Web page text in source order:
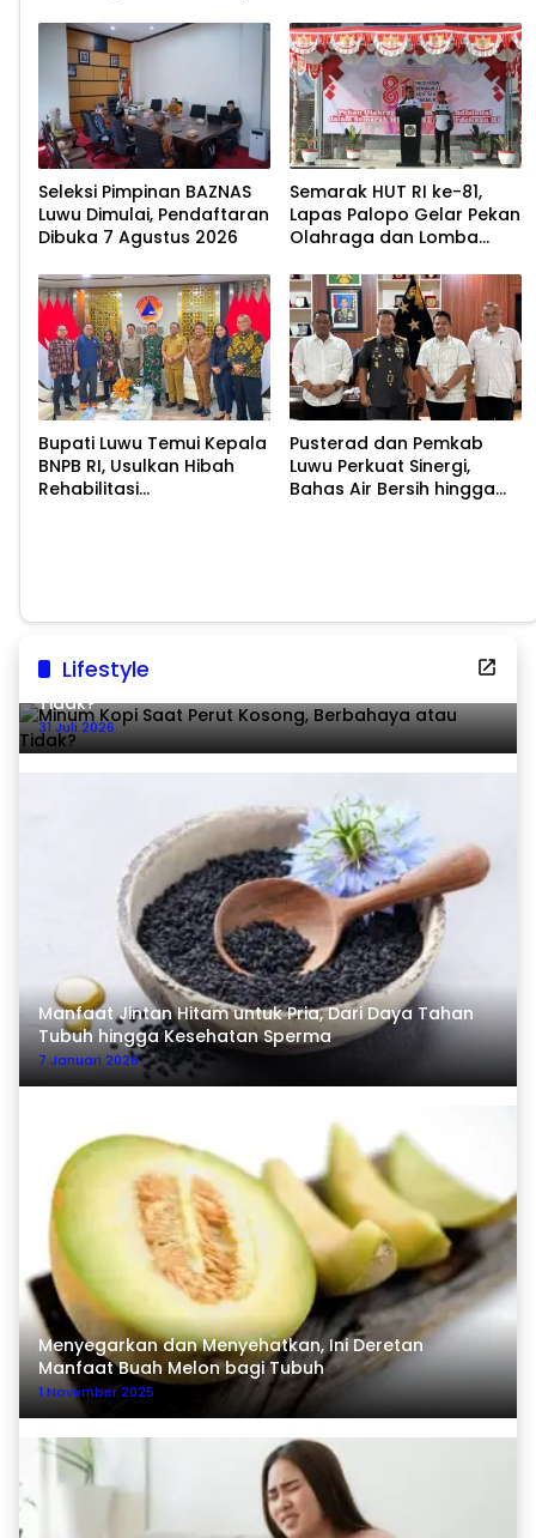
Seleksi Pimpinan BAZNAS
Luwu Dimulai, Pendaftaran
Dibuka 7 Agustus 2026
Semarak HUT RI ke-81,
Lapas Palopo Gelar Pekan
Olahraga dan Lomba
Bupati Luwu Temui Kepala
BNPB RI, Usulkan Hibah
Rehabilitasi
Pusterad dan Pemkab
Luwu Perkuat Sinergi,
Bahas Air Bersih hingga
Lifestyle
Minum Kopi Saat Perut Kosong, Berbahaya atau
Tidak?
31 Juli 2026
Manfaat Jintan Hitam untuk Pria, Dari Daya Tahan
Tubuh hingga Kesehatan Sperma
7 Januari 2026
Menyegarkan dan Menyehatkan, Ini Deretan
Manfaat Buah Melon bagi Tubuh
1 November 2025